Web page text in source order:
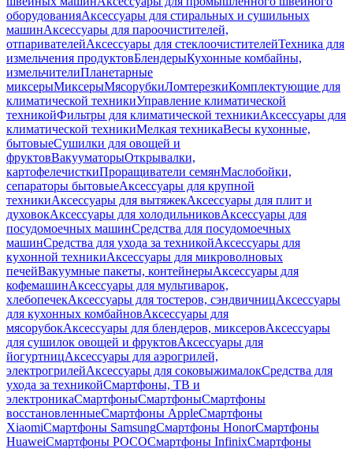
оборудованияАксессуары для стиральных и сушильных
машинАксессуары для пароочистителей,
отпаривателейАксессуары для стеклоочистителейТехника для
измельчения продуктовБлендерыКухонные комбайны,
измельчителиПланетарные
миксерыМиксерыМясорубкиЛомтерезкиКомплектующие для
климатической техникиУправление климатической
техникойФильтры для климатической техникиАксессуары для
климатической техникиМелкая техникаВесы кухонные,
бытовыеСушилки для овощей и
фруктовВакууматорыОткрывалки,
картофелечисткиПроращиватели семянМаслобойки,
сепараторы бытовыеАксессуары для крупной
техникиАксессуары для вытяжекАксессуары для плит и
духовокАксессуары для холодильниковАксессуары для
посудомоечных машинСредства для посудомоечных
машинСредства для ухода за техникойАксессуары для
кухонной техникиАксессуары для микроволновых
печейВакуумные пакеты, контейнерыАксессуары для
кофемашинАксессуары для мультиварок,
хлебопечекАксессуары для тостеров, сэндвичницАксессуары
для кухонных комбайновАксессуары для
мясорубокАксессуары для блендеров, миксеровАксессуары
для сушилок овощей и фруктовАксессуары для
йогуртницАксессуары для аэрогрилей,
электрогрилейАксессуары для соковыжималокСредства для
ухода за техникойСмартфоны, ТВ и
электроникаСмартфоныСмартфоныСмартфоны
восстановленныеСмартфоны AppleСмартфоны
XiaomiСмартфоны SamsungСмартфоны HonorСмартфоны
HuaweiСмартфоны POCOСмартфоны InfinixСмартфоны